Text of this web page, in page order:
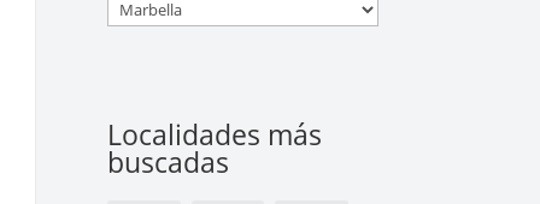
Localidades más
buscadas